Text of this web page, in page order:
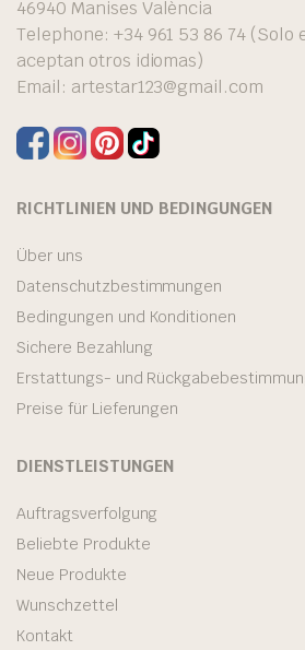
46940 Manises València
Telephone: +34 961 53 86 74 (Solo
aceptan otros idiomas)
Email: artestar123@gmail.com
RICHTLINIEN UND BEDINGUNGEN
Über uns
Datenschutzbestimmungen
Bedingungen und Konditionen
Sichere Bezahlung
Erstattungs- und
Preise für Lieferungen
DIENSTLEISTUNGEN
Auftragsverfolgung
Beliebte Produkte
Neue Produkte
Wunschzettel
Kontakt